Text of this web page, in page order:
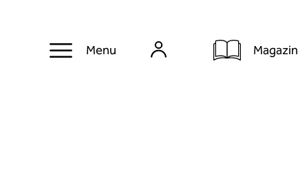
Menu Magazin